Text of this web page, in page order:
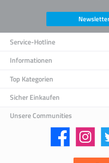
Service-Hotline
Informationen
Top Kategorien
Sicher Einkaufen
Unsere Communities
Facebook Instagram